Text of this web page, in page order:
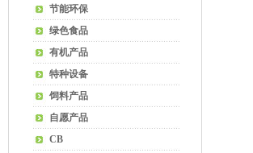
节能环保
绿色食品
有机产品
特种设备
饲料产品
自愿产品
CB